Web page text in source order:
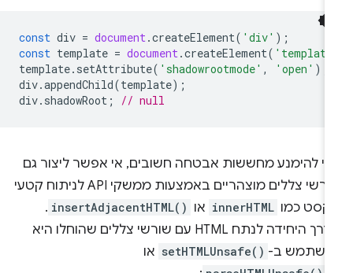
const div = document.createElement('div'
const template = document.createElement(
template.setAttribute('shadowrootmode' , 'open'
div.appendChild(template
div.shadowRoot; // null
להימנע מחששות אבטחה חשובים, אי אפשר ליצור גם
שורשי צללים מוצהריים באמצעות ממשקי API לניתוח קטעי
כמו innerHTML או insertAdjacentHTML()
.
הדרך היחידה לנתח HTML עם שורשי צללים שהוחלו היא
ב- setHTMLUnsafe() או